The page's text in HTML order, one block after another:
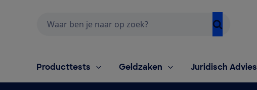
Producttests Geldzaken Juridisch Advies